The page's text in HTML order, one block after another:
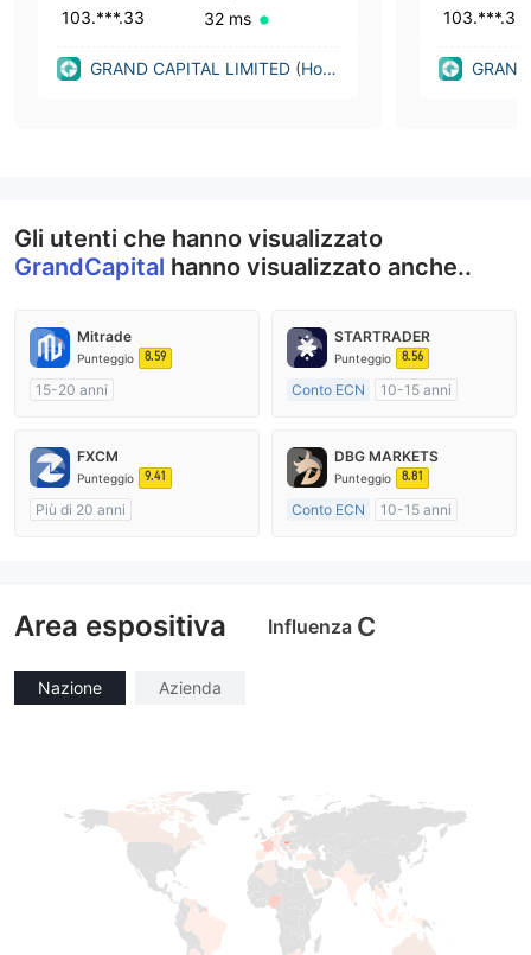
103.***.33 32 ms
GRAND CAPITAL LIMITED (Hon
103.***.32
Gli utenti che hanno visualizzato
GrandCapital hanno visualizzato anche..
Mitrade
Punteggio 8.59
15-20 anni
Market Making (MM)
Autoricerca
STARTRADER
Punteggio 8.56
Conto ECN
10-15 anni
Market Making (MM)
Etichetta principale MT4
FXCM
Punteggio 9.41
Più di 20 anni
DBG MARKETS
Punteggio 8.81
Conto ECN
10-15 anni
Area espositiva Influenza C
Nazione Azienda